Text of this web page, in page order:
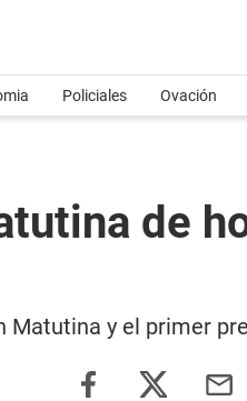
Policiales Ovación
de
y el primer